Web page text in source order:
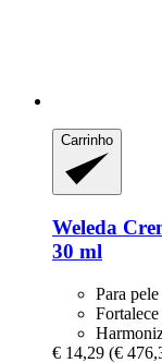
Carrinho
Weleda
30 ml
Para
€ 14,29 (€